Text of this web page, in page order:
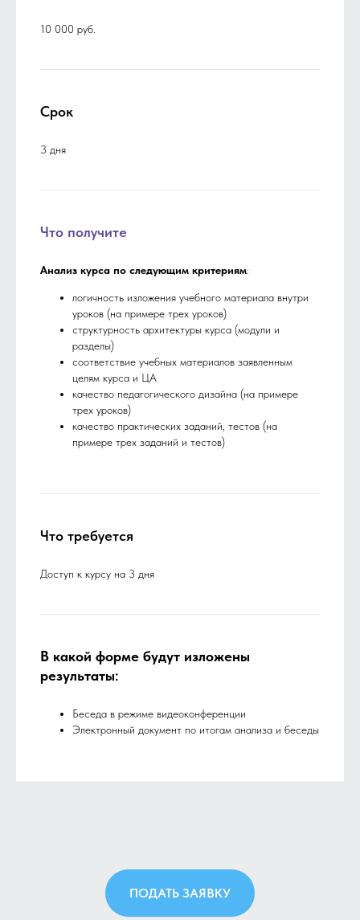
10 000 руб.
Срок
3 дня
Что получите
Анализ курса по следующим критериям:
логичность изложения учебного материала внутри
уроков (на примере трех уроков)
структурность архитектуры курса (модули и
разделы)
соответствие учебных материалов заявленным
целям курса и ЦА
качество педагогического дизайна (на примере
трех уроков)
качество практических заданий, тестов (на
примере трех заданий и тестов)
Что требуется
Доступ к курсу на 3 дня
В какой форме будут изложены
результаты:
Беседа в режиме видеоконференции
Электронный документ по итогам анализа и беседы
ПОДАТЬ ЗАЯВКУ